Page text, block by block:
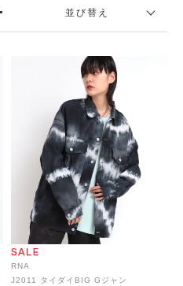
並び替え
RNA
J2011 タイダイBIG Gジャン